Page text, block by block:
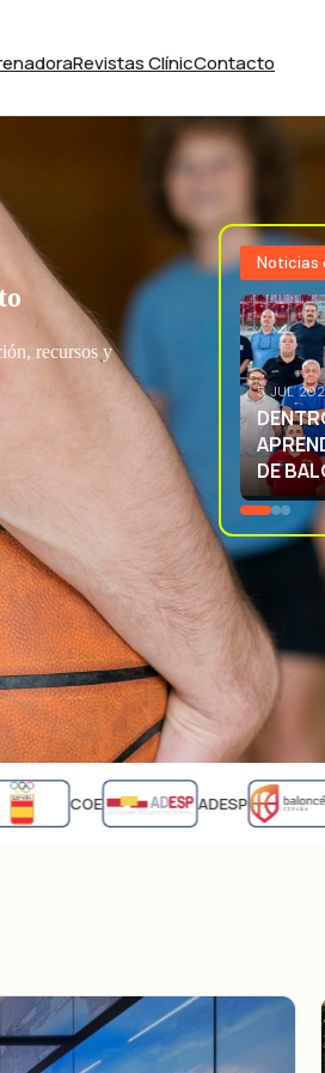
Revistas ClínicContacto
recursos y
Noticias
3 JUL
LA
COE ADESP